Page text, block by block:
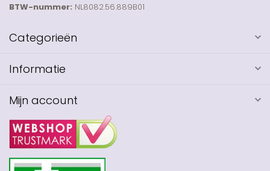
BTW-nummer: NL8082.56.889B01
Categorieën
Informatie
Mijn account